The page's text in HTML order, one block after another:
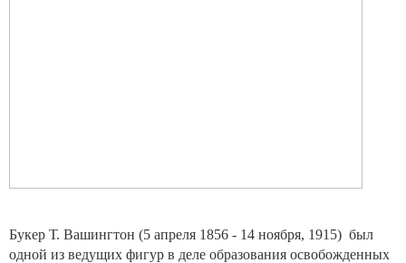
Букер Т. Вашингтон (5 апреля 1856 - 14 ноября, 1915) был
одной из ведущих фигур в деле образования освобожденных